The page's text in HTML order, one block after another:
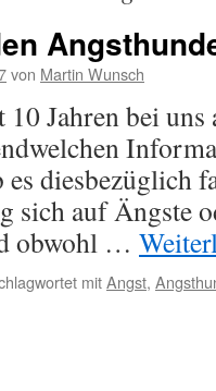
von Martin Wunsch
Jahren bei uns
diesbezüglich
sich auf Ängste
obwohl …
mitAngst,